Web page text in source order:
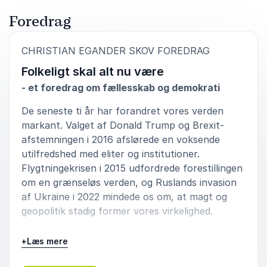
Foredrag
CHRISTIAN EGANDER SKOV FOREDRAG
Folkeligt skal alt nu være
- et foredrag om fællesskab og demokrati
De seneste ti år har forandret vores verden
markant. Valget af Donald Trump og Brexit-
afstemningen i 2016 afslørede en voksende
utilfredshed med eliter og institutioner.
Flygtningekrisen i 2015 udfordrede forestillingen
om en grænseløs verden, og Ruslands invasion
af Ukraine i 2022 mindede os om, at magt og
geopolitik stadig former vores virkelighed.
grænser og fællesskaber igen fylder mere i den
+Læs mere